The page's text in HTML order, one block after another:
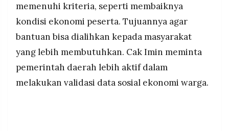
memenuhi kriteria, seperti membaiknya
kondisi ekonomi peserta. Tujuannya agar
bantuan bisa dialihkan kepada masyarakat
yang lebih membutuhkan. Cak Imin meminta
pemerintah daerah lebih aktif dalam
melakukan validasi data sosial ekonomi warga.